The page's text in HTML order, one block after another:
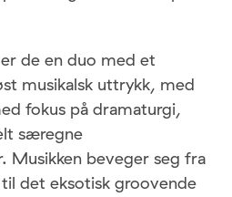
de en duo med et
musikalsk uttrykk, med
fokus på dramaturgi,
særegne
Musikken beveger seg fra
det eksotisk groovende